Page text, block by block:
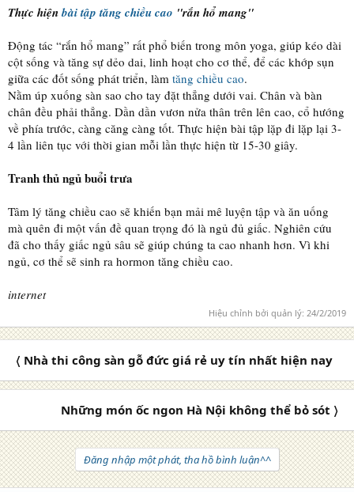
Thực hiệnbài tập tăng chiều cao "rắn hổ mang"
Động tác “rắn hổ mang” rất phổ biến trong môn yoga, giúp kéo dài
cột sống và tăng sự dẻo dai, linh hoạt cho cơ thể, để các khớp sụn
giữa các đốt sống phát triển, làm tăng chiều cao.
Nằm úp xuống sàn sao cho tay đặt thẳng dưới vai. Chân và bàn
chân đều phải thẳng. Dần dần vươn nửa thân trên lên cao, cổ hướng
về phía trước, càng căng càng tốt. Thực hiện bài tập lặp đi lặp lại 3-
4 lần liên tục với thời gian mỗi lần thực hiện từ 15-30 giây.
Tranh thủ ngủ buổi trưa
Tâm lý tăng chiều cao sẽ khiến bạn mải mê luyện tập và ăn uống
mà quên đi một vấn đề quan trọng đó là ngủ đủ giấc. Nghiên cứu
đã cho thấy giấc ngủ sâu sẽ giúp chúng ta cao nhanh hơn. Vì khi
ngủ, cơ thể sẽ sinh ra hormon tăng chiều cao.
internet
Hiệu chỉnh bởi quản lý: 24/2/2019
〈 Nhà thi công sàn gỗ đức giá rẻ uy tín nhất hiện nay
Những món ốc ngon Hà Nội không thể bỏ sót 〉
Đăng nhập một phát, tha hồ bình luận^^